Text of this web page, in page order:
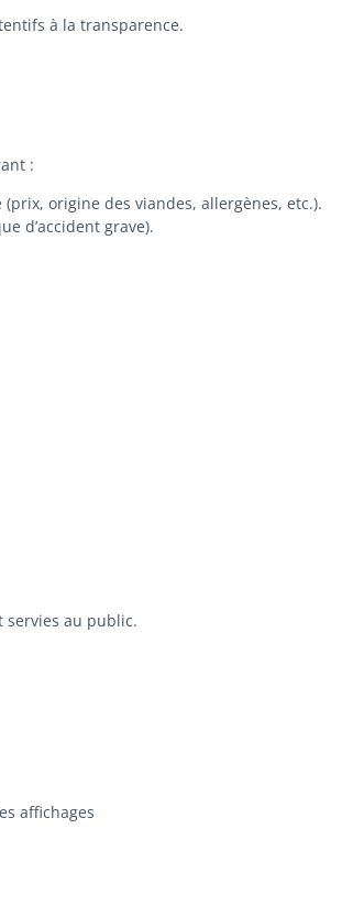
à la transparence.
:
origine des viandes, allergènes, etc.).
d’accident grave).
servies au public.
affichages